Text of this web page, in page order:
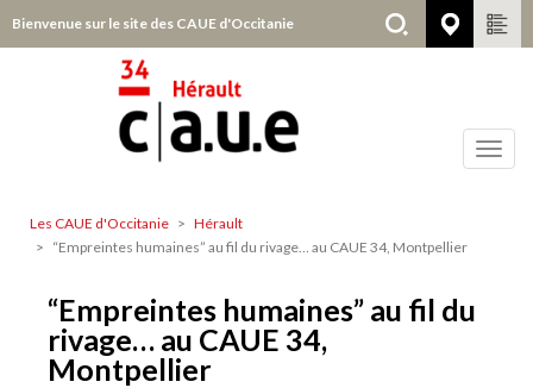
au
Bienvenue sur le site des CAUE d'Occitanie Hérault
Hérault
Les CAUE d'Occitanie
Hérault
“Empreintes humaines” au fil du rivage… au CAUE 34, Montpellier
“Empreintes humaines” au fil du
rivage… au CAUE 34,
Montpellier